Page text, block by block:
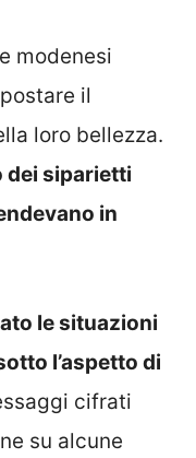
modenesi
il
loro bellezza.
dei siparietti
in
le situazioni
l’aspetto di
cifrati
su alcune